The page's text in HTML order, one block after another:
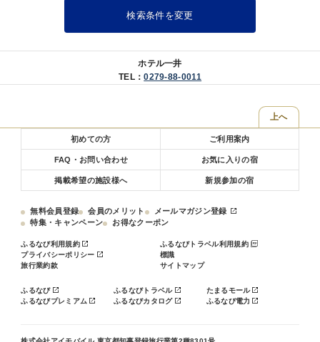
※料理・食材は季節ごとに変わります。（写真はイメージ）
※会場はイス・テーブル席、全席禁煙です。
※個室ではございません。
詳しいお部屋タイプの説明は下記『お部屋の紹介』をご確認くださ
（空室状況の各お部屋タイプをご選択いただければご確認いただけま
【全室禁煙】
ださい
■消費税率の変動があった場合、決済方法に関わらず税率変更分の差
額を現地にて頂戴する場合がございます。
検索条件を変更
ホテル一井
TEL：0279-88-0011
上へ
初めての方 ご利用案内
FAQ・お問い合わせ お気に入りの宿
掲載希望の施設様へ 新規参加の宿
無料会員登録 会員のメリット
メールマガジン登録
特集・キャンペーン
お得なクーポン
ふるなび利用規約
ふるなびトラベル利用規約
プライバシーポリシー
標識
旅行業約款
サイトマップ
ふるなび ふるなびトラベル
たまるモール
ふるなびプレミアム
ふるなびカタログ ふるなび電力